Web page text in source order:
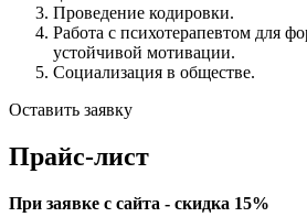
Проведение кодировки.
Работа с психотерапевтом для
устойчивой мотивации.
Социализация в обществе.
Оставить заявку
Прайс-лист
При заявке с сайта - скидка 15%